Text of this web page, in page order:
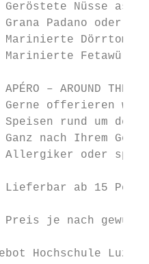
Nüsse
Padano oder
– AROUND THE
offerieren
rund um den
nach Ihrem
oder
ab 15
je nach
Hochschule